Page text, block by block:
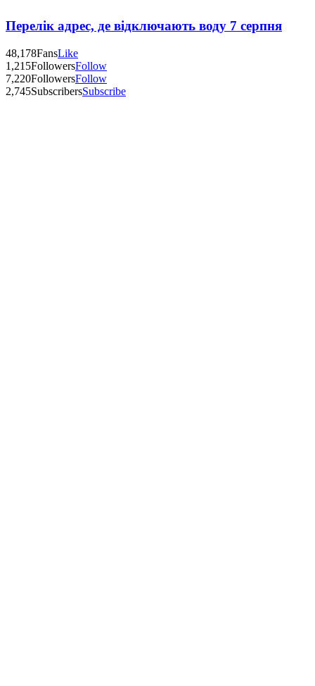
Перелік адрес, де відключають воду 7 серпня
48,178FansLike
1,215FollowersFollow
7,220FollowersFollow
2,745SubscribersSubscribe